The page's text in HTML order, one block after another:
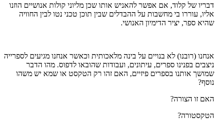
דבריו של קלוד, אם אפשר להאניש אותו שכן מליוני קולות אנושיים הוזנו
אליו, עוררו בי מחשבות על ההבדלים שבין תוכן טכני נטו לבין החוויה
שהיא ספר, יציר הדימיון האנושי.
אנחנו (רובנו) לא בנויים על בינה מלאכותית וכאשר אנחנו מגיעים לספרייה
ניצבים בפנינו ספרים, עיתונים, ועבודות שהובאו לדפוס. מהו הדבר
שמושך אותנו בספרים פיזיים, האם זהו רק הטקסט או שמא יש משהו
נוסף?
האם זו הצורה?
הטקסטורה?